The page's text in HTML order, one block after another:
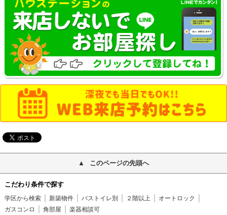
このページの先頭へ
こだわり条件で探す
学区から検索 新築物件 バストイレ別 ２階以上
オートロック
ガスコンロ
角部屋 楽器相談可